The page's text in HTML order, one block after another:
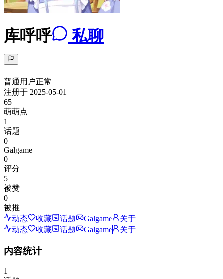
库呼呼 私聊
普通用户正常
注册于 2025-05-01
65
萌萌点
1
话题
0
Galgame
0
评分
5
被赞
0
被推
动态
收藏 话题 Galgame
关于
动态
收藏 话题 Galgame 关于
内容统计
1